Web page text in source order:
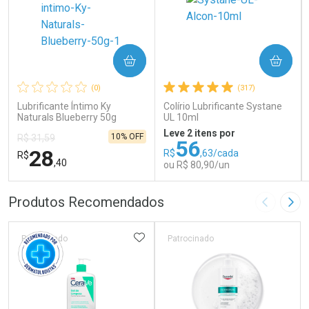
(0)
Lubrificante Íntimo Ky
Naturals Blueberry 50g
R$ 31,59
R$28,40
10% OFF
COMPRAR
FECHAR
FECHAR
Por Menos
(317)
Colírio Lubrificante Systane
UL 10ml
Leve 2 itens por
R$56,63/cada
ou R$ 80,90/un
COMPRAR
Por Menos
Produtos Recomendados Imagem
Patrocinado ADICIONAR AOS FAVORITOS
Patrocinado